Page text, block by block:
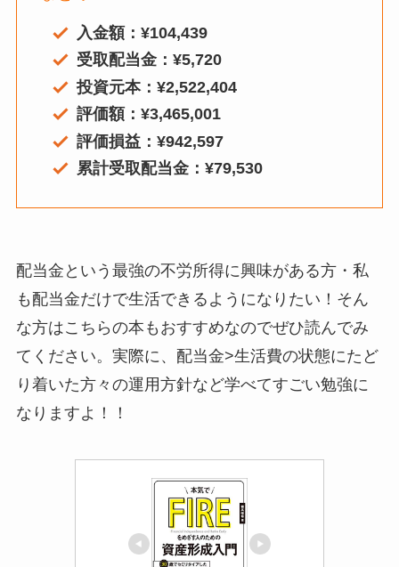
21年4
月
入金額：¥104,439
受取配当金：¥5,720
投資元本：¥2,522,404
評価額：¥3,465,001
評価損益：¥942,597
累計受取配当金：¥79,530
配当金という最強の不労所得に興味がある方・私
も配当金だけで生活できるようになりたい！そん
な方はこちらの本もおすすめなのでぜひ読んでみ
てください。実際に、配当金>生活費の状態にたど
り着いた方々の運用方針など学べてすごい勉強に
なりますよ！！